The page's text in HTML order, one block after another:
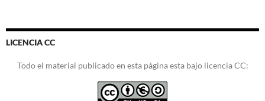
LICENCIA CC
Todo el material publicado en esta página esta bajo licencia CC: